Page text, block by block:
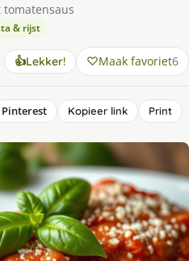
& rijst
👍Lekker! Maak favoriet6
Pinterest Kopieer link Print